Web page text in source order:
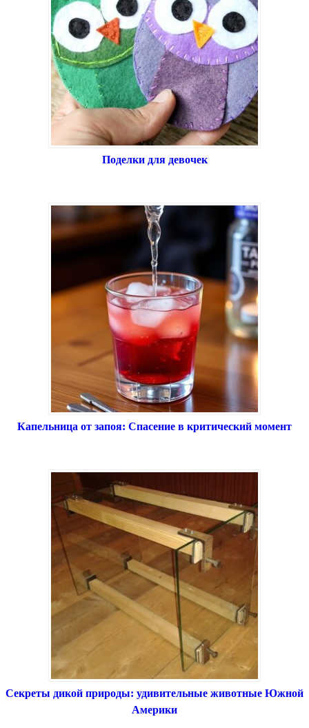
Поделки для девочек
Капельница от запоя: Спасение в критический момент
Секреты дикой природы: удивительные животные Южной
Америки